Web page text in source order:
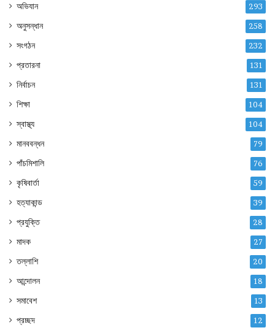
অভিযান 293
অনুসন্ধান 258
সংগঠন 232
প্রতারনা 131
নির্বাচন 131
শিক্ষা 104
স্বাস্থ্য 104
মানববন্ধন 79
পাঁচমিশালি 76
কৃষিবার্তা 59
হত্যাকান্ড 39
প্রযুক্তি 28
মাদক 27
তল্লাশি 20
আন্দোলন 18
সমাবেশ 13
প্রচ্ছদ 12